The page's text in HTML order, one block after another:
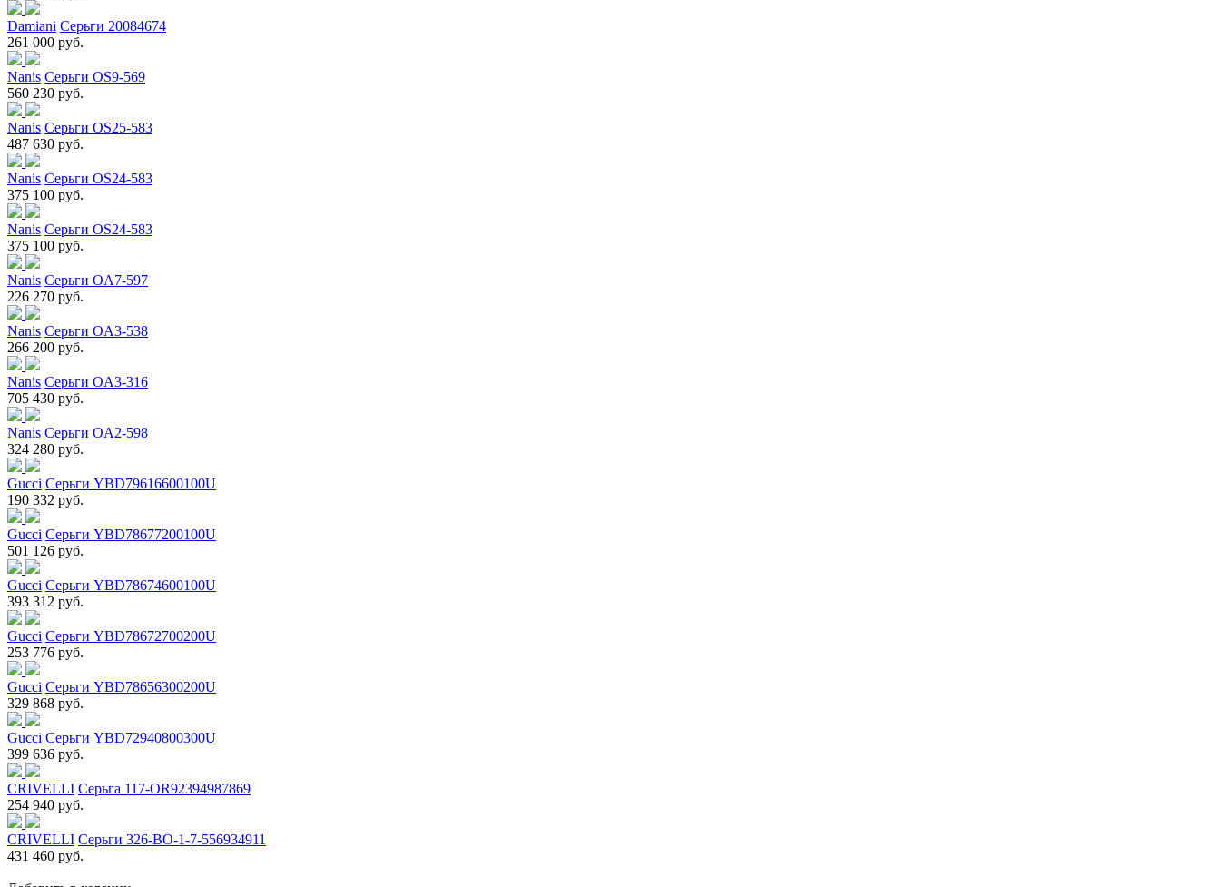
Damiani Серьги 20084674
261 000 руб.
Nanis Серьги OS9-569
560 230 руб.
Nanis Серьги OS25-583
487 630 руб.
Nanis Серьги OS24-583
375 100 руб.
Nanis Серьги OS24-583
375 100 руб.
Nanis Серьги OA7-597
226 270 руб.
Nanis Серьги OA3-538
266 200 руб.
Nanis Серьги OA3-316
705 430 руб.
Nanis Серьги OA2-598
324 280 руб.
Gucci Серьги YBD79616600100U
190 332 руб.
Gucci Серьги YBD78677200100U
501 126 руб.
Gucci Серьги YBD78674600100U
393 312 руб.
Gucci Серьги YBD78672700200U
253 776 руб.
Gucci Серьги YBD78656300200U
329 868 руб.
Gucci Серьги YBD72940800300U
399 636 руб.
CRIVELLI Серьга 117-OR92394987869
254 940 руб.
CRIVELLI Серьги 326-BO-1-7-556934911
431 460 руб.